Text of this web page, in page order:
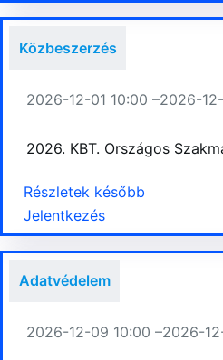
Közbeszerzés
2026-12-01 10:00 –2026-
2026. KBT. Országos
Részletek később
Jelentkezés
Adatvédelem
2026-12-09 10:00 –2026-